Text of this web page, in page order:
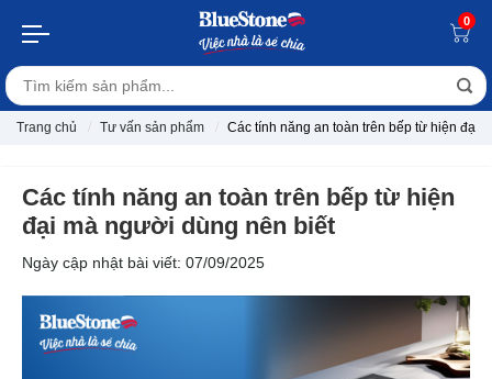
0
Trang chủ Tư vấn sản phẩm Các tính năng an toàn trên bếp từ hiện đại
Các tính năng an toàn trên bếp từ hiện
đại mà người dùng nên biết
Ngày cập nhật bài viết: 07/09/2025